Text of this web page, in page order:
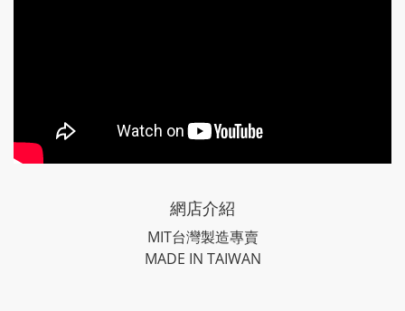
網店介紹
MIT台灣製造專賣
MADE IN TAIWAN